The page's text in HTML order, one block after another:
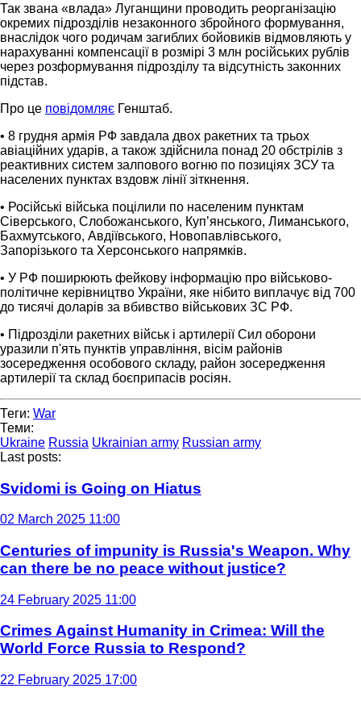
Так звана «влада» Луганщини проводить реорганізацію
окремих підрозділів незаконного збройного формування,
внаслідок чого родичам загиблих бойовиків відмовляють у
нарахуванні компенсації в розмірі 3 млн російських рублів
через розформування підрозділу та відсутність законних
підстав.
Про це повідомляє Генштаб.
• 8 грудня армія РФ завдала двох ракетних та трьох
авіаційних ударів, а також здійснила понад 20 обстрілів з
реактивних систем залпового вогню по позиціях ЗСУ та
населених пунктах вздовж лінії зіткнення.
• Російські війська поцілили по населеним пунктам
Сіверського, Слобожанського, Куп’янського, Лиманського,
Бахмутського, Авдіївського, Новопавлівського,
Запорізького та Херсонського напрямків.
• У РФ поширюють фейкову інформацію про військово-
політичне керівництво України, яке нібито виплачує від 700
до тисячі доларів за вбивство військових ЗС РФ.
• Підрозділи ракетних військ і артилерії Сил оборони
уразили п'ять пунктів управління, вісім районів
зосередження особового складу, район зосередження
артилерії та склад боєприпасів росіян.
Теги: War
Теми:
Ukraine Russia Ukrainian army Russian army
Last posts:
Svidomi is Going on Hiatus
02 March 2025 11:00
Centuries of impunity is Russia's Weapon. Why
can there be no peace without justice?
24 February 2025 11:00
Crimes Against Humanity in Crimea: Will the
World Force Russia to Respond?
22 February 2025 17:00